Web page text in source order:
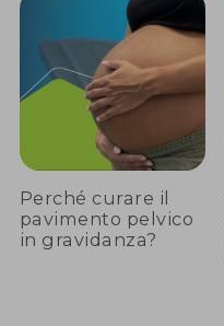
Perché curare il
pavimento pelvico
in gravidanza?